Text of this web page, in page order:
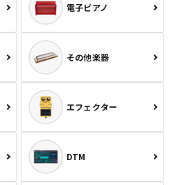
電子ピアノ
その他楽器
エフェクター
DTM